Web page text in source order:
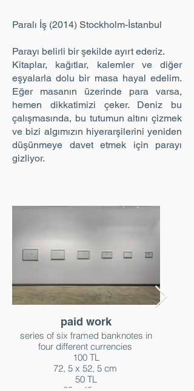
Paralı İş (2014) Stockholm-İstanbul
Parayı belirli bir şekilde ayırt ederiz.
Kitaplar, kağıtlar, kalemler ve diğer
eşyalarla dolu bir masa hayal edelim.
Eğer masanın üzerinde para varsa,
hemen dikkatimizi çeker. Deniz bu
çalışmasında, bu tutumun altını çizmek
ve bizi algımızın hiyerarşilerini yeniden
düşünmeye davet etmek için parayı
gizliyor.
paid work
series of six framed banknotes in
four different currencies
100 TL
72, 5 x 52, 5 cm
50 TL